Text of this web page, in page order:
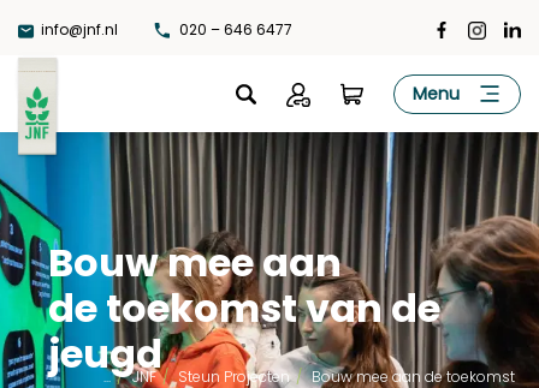
naar
de
inhoud
info@jnf.nl 020 – 646 6477
JNF Menu
Bouw mee aan
de toekomst van de
jeugd
... / JNF / Steun Projecten / Bouw mee aan de toekomst